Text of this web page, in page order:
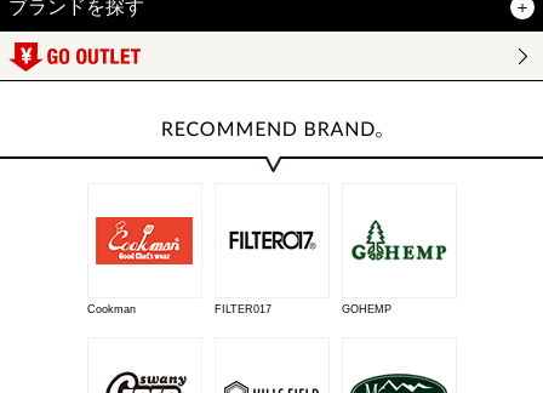
ブランドを探す
Cookman FILTER017 GOHEMP